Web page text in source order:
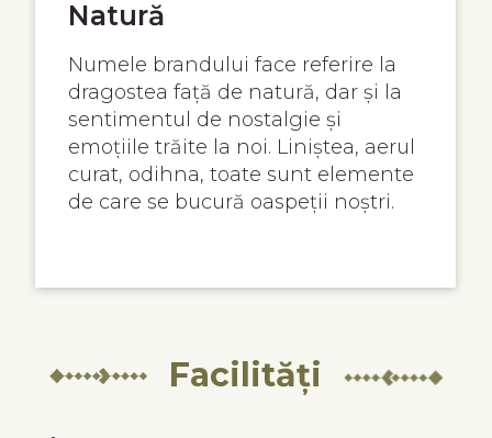
Profesionalism
Oferim servicii de cea mai înaltă
calitate, de la modul în care este
întreținută pensiunea până la cum
este primit și îngrijit oaspetele, pe
tot timpul șederii sale la Dor de
Munte.
Facilități